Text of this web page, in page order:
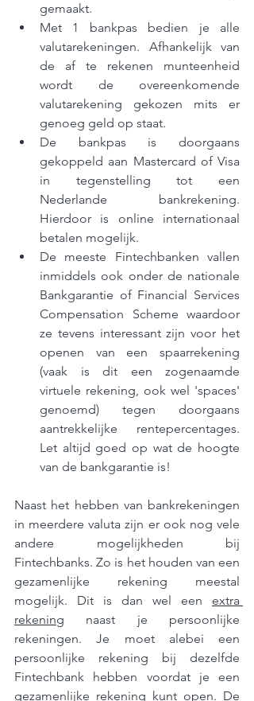
gemaakt.
Met 1 bankpas bedien je alle
valutarekeningen. Afhankelijk van
de af te rekenen munteenheid
wordt de overeenkomende
valutarekening gekozen mits er
genoeg geld op staat.
De bankpas is doorgaans
gekoppeld aan Mastercard of Visa
in tegenstelling tot een
Nederlande bankrekening.
Hierdoor is online internationaal
betalen mogelijk.
De meeste Fintechbanken vallen
inmiddels ook onder de nationale
Bankgarantie of Financial Services
Compensation Scheme waardoor
ze tevens interessant zijn voor het
openen van een spaarrekening
(vaak is dit een zogenaamde
virtuele rekening, ook wel 'spaces'
genoemd) tegen doorgaans
aantrekkelijke rentepercentages.
Let altijd goed op wat de hoogte
van de bankgarantie is!
Naast het hebben van bankrekeningen
in meerdere valuta zijn er ook nog vele
andere mogelijkheden bij
Fintechbanks. Zo is het houden van een
gezamenlijke rekening meestal
mogelijk. Dit is dan wel een extra
rekening naast je persoonlijke
rekeningen. Je moet alebei een
persoonlijke rekening bij dezelfde
Fintechbank hebben voordat je een
gezamenlijke rekening kunt open. De